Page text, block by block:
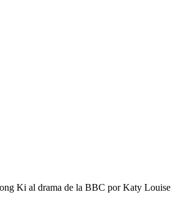
Ki al drama de la BBC por Katy Louise